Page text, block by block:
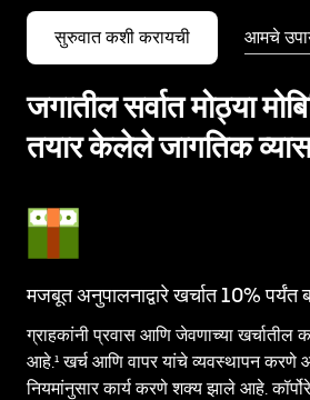
सुरुवात कशी करायची आमचे
जगातील सर्वात मोठ्या
तयार केलेले जागतिक
मजबूत अनुपालनाद्वारे खर्चात 10% पर्यंत
ग्राहकांनी प्रवास आणि जेवणाच्या खर्चातील
आहे.¹ खर्च आणि वापर यांचे व्यवस्थापन करणे
नियमांनुसार कार्य करणे शक्य झाले आहे.